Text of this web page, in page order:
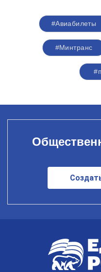
#Авиабилеты
#Минтранс